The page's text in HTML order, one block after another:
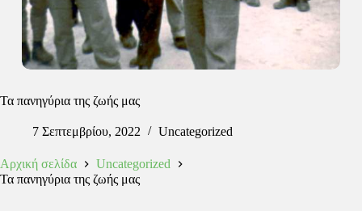
Τα πανηγύρια της ζωής μας
7 Σεπτεμβρίου, 2022 Uncategorized
Αρχική σελίδα
Uncategorized
Τα πανηγύρια της ζωής μας